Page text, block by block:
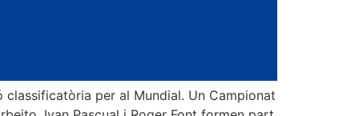
per al Mundial. Un Campionat